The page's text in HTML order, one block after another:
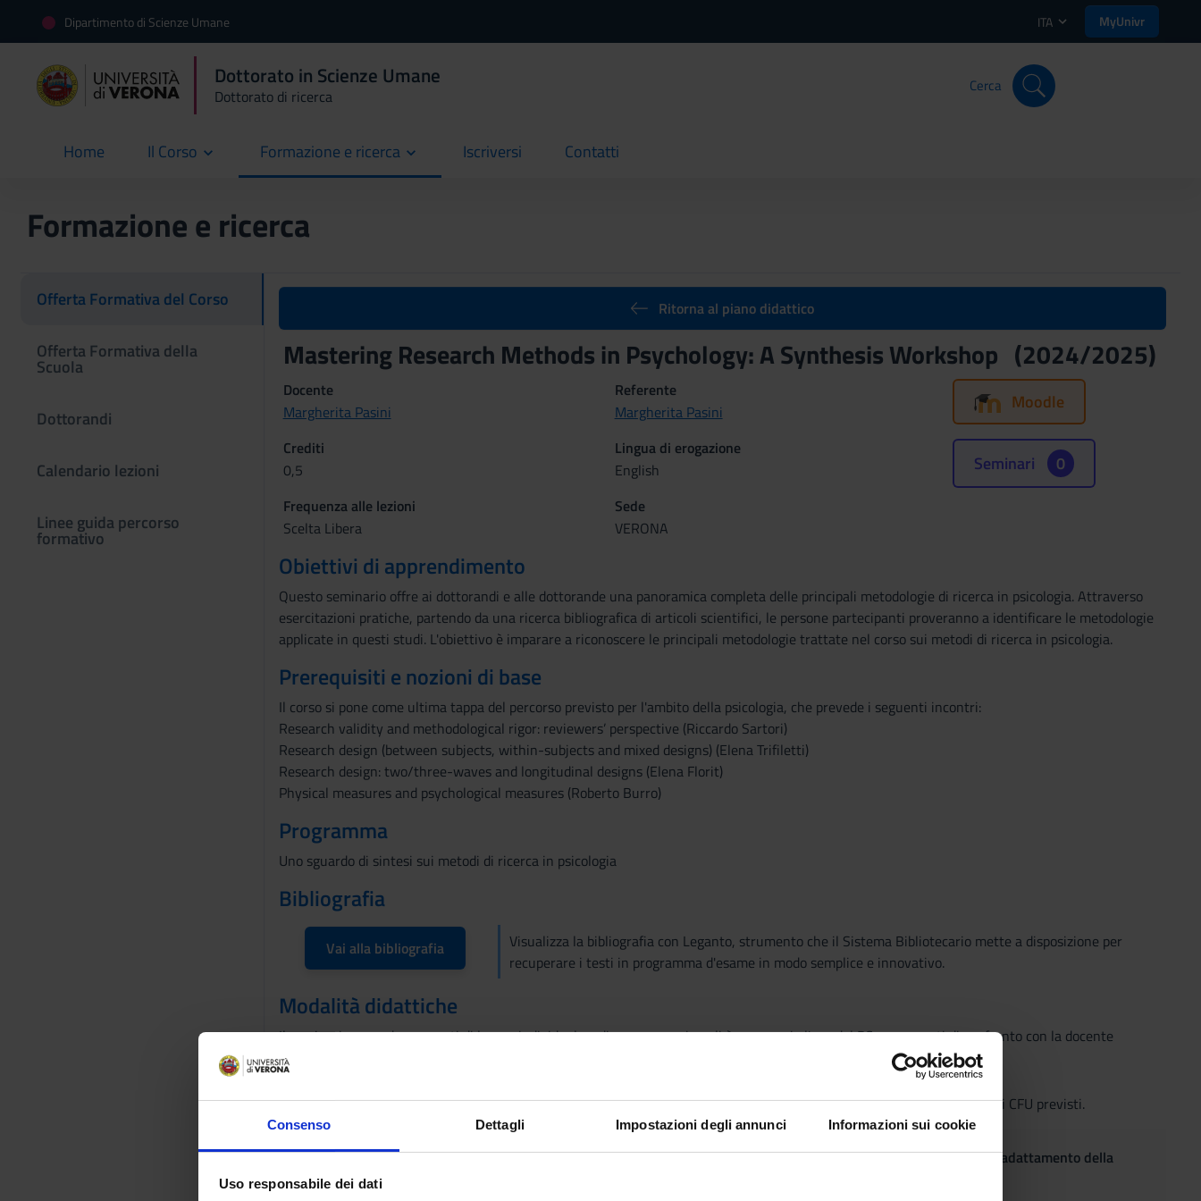
Consenso Dettagli Impostazioni degli annunci Informazioni sui cookie
Uso responsabile dei dati
Dipartimento di Scienze Umane ITA MyUnivr
Dottorato in Scienze Umane
Dottorato di ricerca
Cerca
Home
current Il Corso Formazione e ricerca Iscriversi
current Contatti
current
Formazione e ricerca
Offerta Formativa del Corso
Offerta Formativa della
Scuola
Dottorandi
Calendario lezioni
Linee guida percorso
formativo
Ritorna al piano didattico
Mastering Research Methods in Psychology: A Synthesis Workshop (2024/2025)
Docente
Margherita Pasini
Referente
Margherita Pasini
Crediti
0,5
Lingua di erogazione
English
Frequenza alle lezioni
Scelta Libera
Sede
VERONA
Moodle
Seminari 0
Obiettivi di apprendimento
Questo seminario offre ai dottorandi e alle dottorande una panoramica completa delle principali metodologie di ricerca in psicologia. Attraverso
esercitazioni pratiche, partendo da una ricerca bibliografica di articoli scientifici, le persone partecipanti proveranno a identificare le metodologie
applicate in questi studi. L'obiettivo è imparare a riconoscere le principali metodologie trattate nel corso sui metodi di ricerca in psicologia.
Prerequisiti e nozioni di base
Il corso si pone come ultima tappa del percorso previsto per l'ambito della psicologia, che prevede i seguenti incontri:
Research validity and methodological rigor: reviewers’ perspective (Riccardo Sartori)
Research design (between subjects, within-subjects and mixed designs) (Elena Trifiletti)
Research design: two/three-waves and longitudinal designs (Elena Florit)
Physical measures and psychological measures (Roberto Burro)
Programma
Uno sguardo di sintesi sui metodi di ricerca in psicologia
Bibliografia
Vai alla bibliografia
Visualizza la bibliografia con Leganto, strumento che il Sistema Bibliotecario mette a disposizione per
recuperare i testi in programma d'esame in modo semplice e innovativo.
Modalità didattiche
Il seminario prevede momenti di lavoro individuale e di gruppo, per i quali è necessario l'uso del PC, e momenti di confronto con la docente
Modalità di verifica dell'apprendimento
la frequenza al seminario e l'esecuzione dei compiti assegnati durante il seminario sono necessario per l'attribuzione dei CFU previsti.
Le/gli studentesse/studenti con disabilità o disturbi specifici di apprendimento (DSA), che intendano richiedere l'adattamento della
prova d'esame, devono seguire le indicazioni riportate